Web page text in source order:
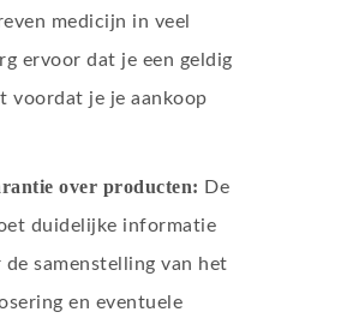
medicijn in veel
ervoor dat je een geldig
voordat je je aankoop
over producten: De
duidelijke informatie
de samenstelling van het
en eventuele